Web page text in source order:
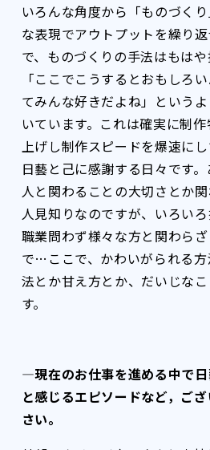
いろんな角度から「ものづく
な表現でアウトプットを繰り
で、ものづくりの手法はもは
「ここでこうするとおもしろ
てみんな好きだよね」という
いています。これは確実に制
上げし制作スピードを爆速にし
日藝と己に感謝する日々です
人と関わることの大切さとか
人見知りなのですが、いろい
職業問わず様々な方と関わら
で…ここで、かわいがられる
法とか甘え方とか、だいじな
す。
―現在のお仕事を進める中で
と感じるエピソードなど，ご
さい。